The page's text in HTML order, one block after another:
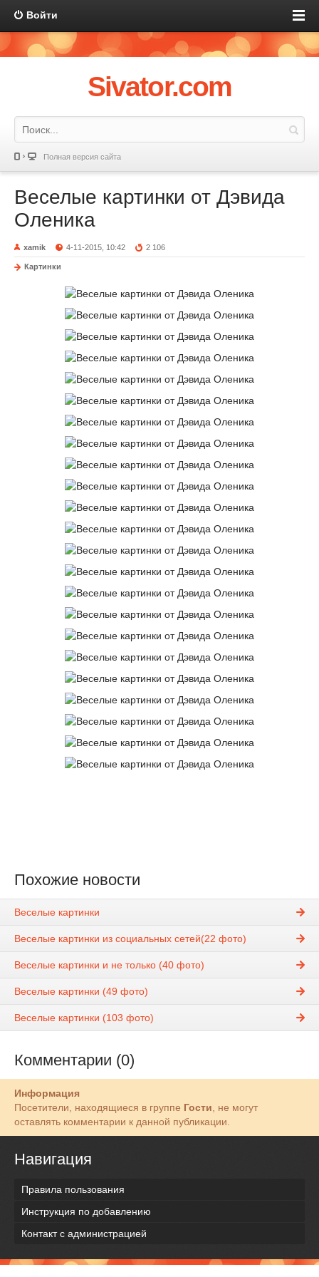
Войти
Sivator.com
Полная версия сайта
Веселые картинки от Дэвида
Оленика
xamik 4-11-2015, 10:42 2 106
Картинки
Похожие новости
Веселые картинки
Веселые картинки из социальных сетей(22 фото)
Веселые картинки и не только (40 фото)
Веселые картинки (49 фото)
Веселые картинки (103 фото)
Комментарии (0)
Информация
Посетители, находящиеся в группе Гости, не могут
оставлять комментарии к данной публикации.
Навигация
Правила пользования
Инструкция по добавлению
Контакт с администрацией